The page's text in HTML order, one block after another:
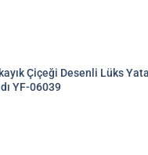
Çiçeği Desenli Lüks
YF-06039